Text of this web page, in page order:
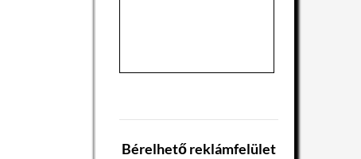
Bérelhető reklámfelület